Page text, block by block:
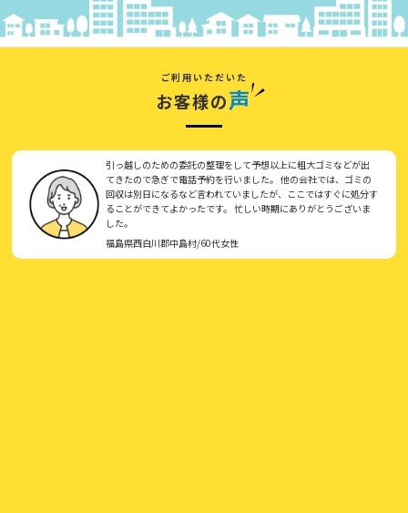
ご利用いただいた
お客様の声
引っ越しのための委託の整理をして予想以上に粗大ゴミなどが出
てきたので急ぎで電話予約を行いました。 他の会社では、ゴミの
回収は別日になるなど言われていましたが、ここではすぐに処分す
ることができてよかったです。 忙しい時期にありがとうございま
した。
福島県西白川郡中島村/60代女性